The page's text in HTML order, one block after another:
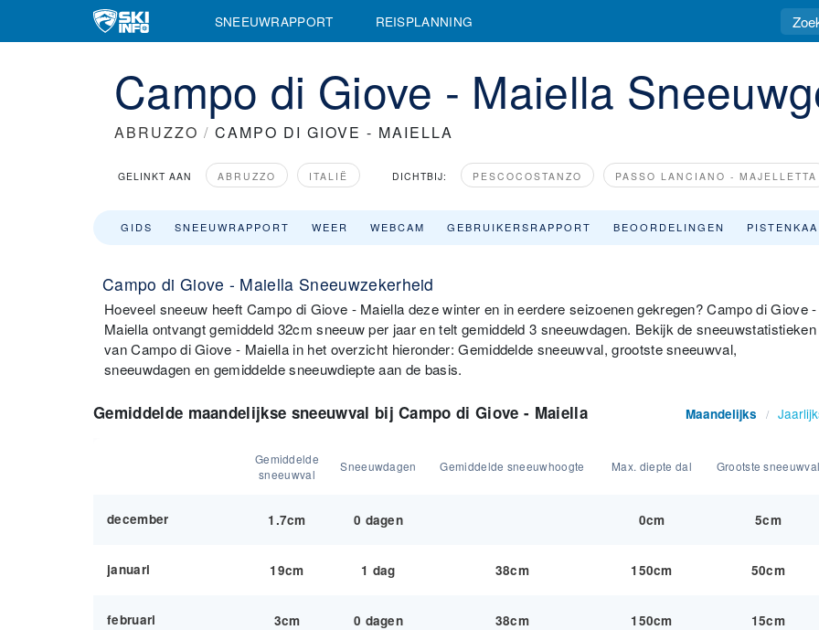
SNEEUWRAPPORT REISPLANNING
Campo di Giove - Maiella
ABRUZZO / CAMPO DI GIOVE - MAIELLA
GELINKT AAN ABRUZZO ITALIË DICHTBIJ: PESCOCOSTANZO PASSO LANCIANO - MAJELLETTA
GIDS SNEEUWRAPPORT WEER WEBCAM GEBRUIKERSRAPPORT BEOORDELINGEN
Campo di Giove - Maiella Sneeuwzekerheid
Hoeveel sneeuw heeft Campo di Giove - Maiella deze winter en in eerdere seizoenen gekregen? Campo di Giove -
Maiella ontvangt gemiddeld 32cm sneeuw per jaar en telt gemiddeld 3 sneeuwdagen. Bekijk de sneeuwstatistieken
van Campo di Giove - Maiella in het overzicht hieronder: Gemiddelde sneeuwval, grootste sneeuwval,
sneeuwdagen en gemiddelde sneeuwdiepte aan de basis.
Gemiddelde maandelijkse sneeuwval bij Campo di Giove - Maiella Maandelijks /
Gemiddelde
sneeuwval
Sneeuwdagen Gemiddelde sneeuwhoogte Max. diepte dal Grootste
december 1.7cm 0 dagen 0cm 5cm
januari 19cm 1 dag 38cm 150cm 50cm
februari 3cm 0 dagen 38cm 150cm 15cm